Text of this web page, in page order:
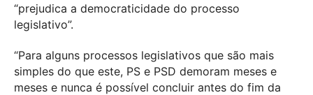
“prejudica a democraticidade do processo
legislativo”.
“Para alguns processos legislativos que são mais
simples do que este, PS e PSD demoram meses e
meses e nunca é possível concluir antes do fim da